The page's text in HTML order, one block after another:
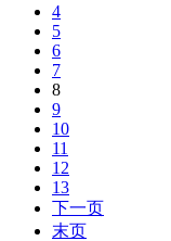
4
5
6
7
8
9
10
11
12
13
下一页
末页